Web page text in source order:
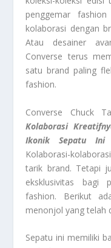
penggemar
kolaborasi dengan
Atau desainer
Converse terus
satu brand paling
fashion.
Converse Chuck
Kolaborasi
Ikonik Sepatu Ini
Kolaborasi-
tarik brand. Tetapi
eksklusivitas bagi
fashion. Berikut
menonjol yang telah
Sepatu ini memiliki